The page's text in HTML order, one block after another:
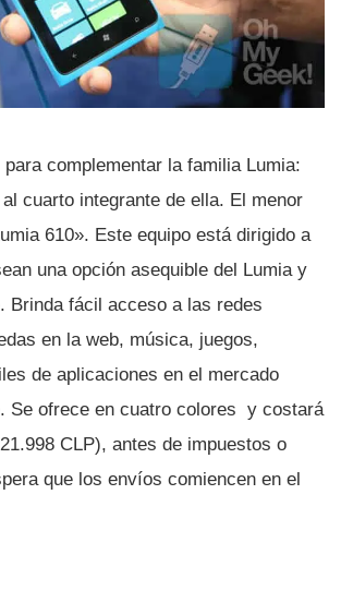
complementar la familia Lumia:
cuarto integrante de ella. El menor
610». Este equipo está dirigido a
una opción asequible del Lumia y
Brinda fácil acceso a las redes
en la web, música, juegos,
de aplicaciones en el mercado
Se ofrece en cuatro colores y costará
CLP), antes de impuestos o
que los enví­os comiencen en el